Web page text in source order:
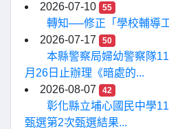
2026-07-10
55
轉知──修正「學校輔導
2026-07-17
50
本縣警察局婦幼警察隊
月26日止辦理《暗處的...
2026-08-07
42
彰化縣立埔心國民中學
甄選第2次甄選結果...